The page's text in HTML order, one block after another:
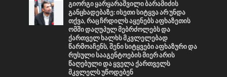
გიორგი ყარყარაშვილი ბარამიძის
განცხადებაზე: ისეთი სიტყვა არ უნდა
თქვა, რაც ჩრდილს აყენებს აფხაზეთის
ომში დაღუპულ მებრძოლებს და
ქართველ ხალხს მკვლელებად
წარმოაჩენს, შენი სიტყვები აფხაზური და
რუსული სააგენტოების მიერ არის
წაღებული და ყველა ქართველს
მკვლელს უწოდებენ